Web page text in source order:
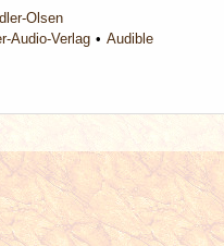
Olsen
Audio-Verlag
Audible